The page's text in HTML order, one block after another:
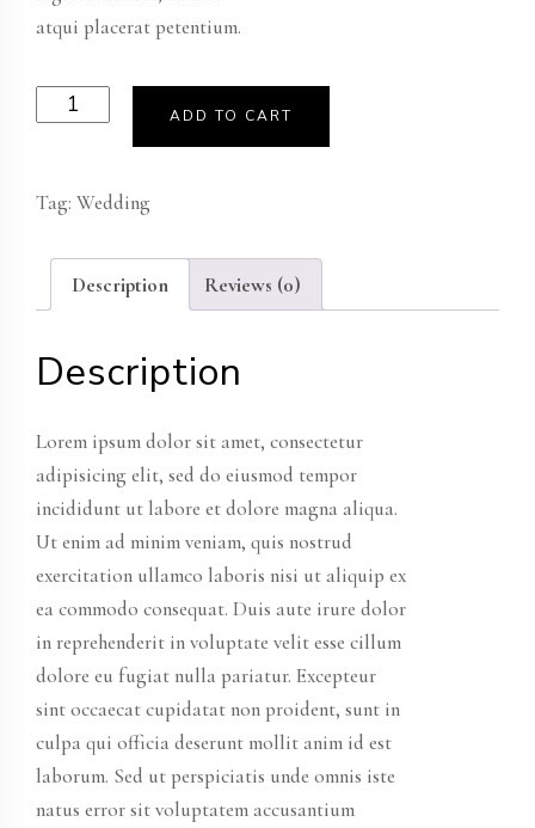
atqui placerat petentium.
Product
11
ADD TO CART
Tag: Wedding
Description Reviews (0)
Description
Lorem ipsum dolor sit amet, consectetur
adipisicing elit, sed do eiusmod tempor
incididunt ut labore et dolore magna aliqua.
Ut enim ad minim veniam, quis nostrud
exercitation ullamco laboris nisi ut aliquip ex
ea commodo consequat. Duis aute irure dolor
in reprehenderit in voluptate velit esse cillum
dolore eu fugiat nulla pariatur. Excepteur
sint occaecat cupidatat non proident, sunt in
culpa qui officia deserunt mollit anim id est
laborum. Sed ut perspiciatis unde omnis iste
natus error sit voluptatem accusantium